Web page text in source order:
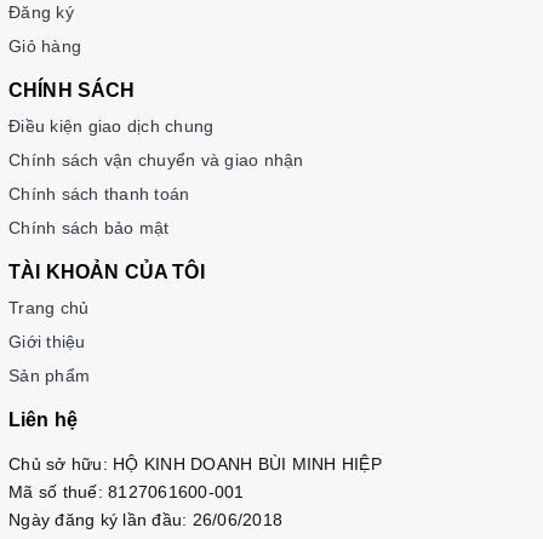
Đăng ký
Giỏ hàng
CHÍNH SÁCH
Điều kiện giao dịch chung
Chính sách vận chuyển và giao nhận
Chính sách thanh toán
Chính sách bảo mật
TÀI KHOẢN CỦA TÔI
Trang chủ
Giới thiệu
Sản phẩm
Liên hệ
Chủ sở hữu: HỘ KINH DOANH BÙI MINH HIỆP
Mã số thuế: 8127061600-001
Ngày đăng ký lần đầu: 26/06/2018